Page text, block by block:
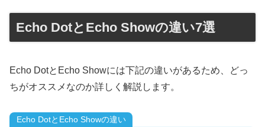
Echo DotとEcho Showの違い7選
Echo DotとEcho Showには下記の違いがあるため、どっ
ちがオススメなのか詳しく解説します。
Echo DotとEcho Showの違い